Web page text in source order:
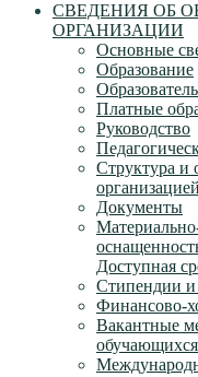
СВЕДЕНИЯ ОБ
ОРГАНИЗАЦИИ
Основные
Образование
Платные
Руководство
Структура и
организацией
Документы
Доступная
Стипендии
Финансово-
Вакантные
обучающихся